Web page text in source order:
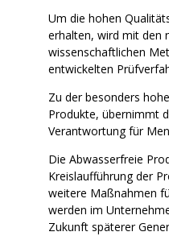
Um die hohen
erhalten, wird mit den
wissenschaftlichen
entwickelten
Zu der besonders
Produkte, übernimmt
Verantwortung für
Die Abwasserfreie
Kreislaufführung der
weitere Maßnahmen
werden im
Zukunft späterer